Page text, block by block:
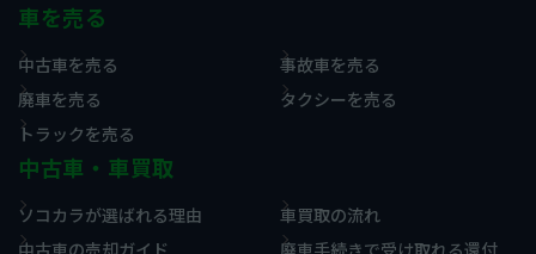
車を売る
中古車を売る
事故車を売る
廃車を売る
タクシーを売る
トラックを売る
中古車・車買取
ソコカラが選ばれる理由
車買取の流れ
中古車の売却ガイド
廃車手続きで受け取れる還付